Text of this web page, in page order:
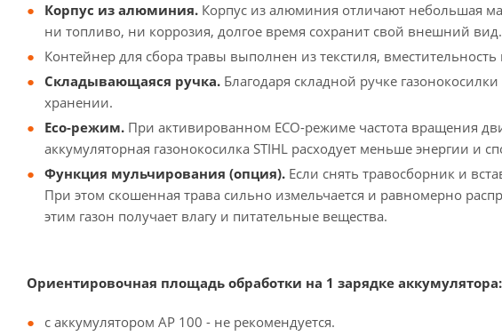
Корпус из алюминия. Корпус из алюминия отличают небольшая
ни топливо, ни коррозия, долгое время сохранит свой внешний вид.
Контейнер для сбора травы выполнен из текстиля,
Складывающаяся ручка. Благодаря складной ручке
хранении.
Eco-режим. При активированном ECO-режиме частота вращения
аккумуляторная газонокосилка STIHL расходует меньше энергии и
Функция мульчирования (опция). Если снять травосборник и
При этом скошенная трава сильно измельчается и равномерно
этим газон получает влагу и питательные вещества.
Ориентировочная площадь обработки на 1 зарядке аккумулятора:
с аккумулятором АP 100 - не рекомендуется.